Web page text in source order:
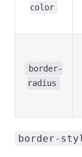
color
border-
radius
border-